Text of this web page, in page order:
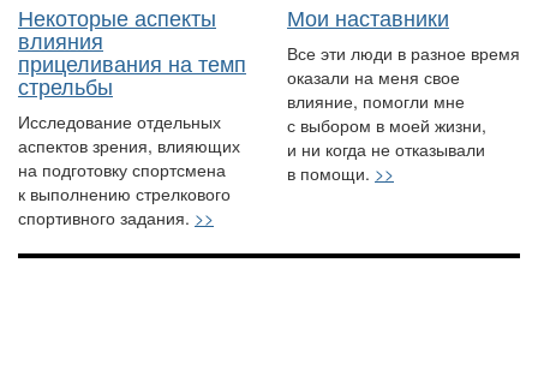
Некоторые аспекты
влияния
прицеливания на темп
стрельбы
Исследование отдельных
аспектов зрения, влияющих
на подготовку спортсмена
к выполнению стрелкового
спортивного задания. >>
Мои наставники
Все эти люди в разное время
оказали на меня свое
влияние, помогли мне
с выбором в моей жизни,
и ни когда не отказывали
в помощи. >>